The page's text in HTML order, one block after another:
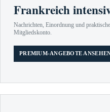
Frankreich
Nachrichten, Einordnung und
Mitgliedskonto.
PREMIUM-ANGEBOTE